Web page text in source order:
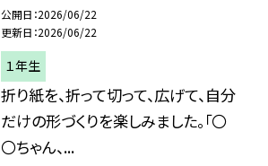
公開日 2026/06/22
更新日 2026/06/22
１年生
折り紙を、折って切って、広げて、自分
だけの形づくりを楽しみました。「〇
〇ちゃん、...